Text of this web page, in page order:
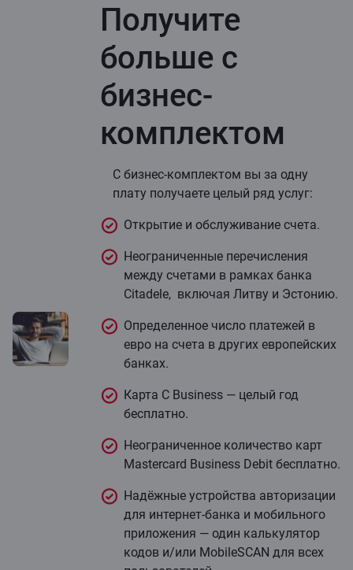
Получите
больше с
бизнес-
комплектом
С бизнес-комплектом вы за одну
плату получаете целый ряд услуг:
Открытие и обслуживание счета.
Неограниченные перечисления
между счетами в рамках банка
Citadele, включая Литву и Эстонию.
Определенное число платежей в
евро на счета в других европейских
банках.
Карта C Business — целый год
бесплатно.
Неограниченное количество карт
Mastercard Business Debit бесплатно.
Надёжные устройства авторизации
для интернет-банка и мобильного
приложения — один калькулятор
кодов и/или MobileSCAN для всех